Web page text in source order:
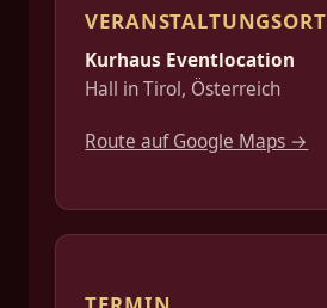
VERANSTALTUNGSORT
Kurhaus Eventlocation
Hall in Tirol, Österreich
Route auf Google Maps →